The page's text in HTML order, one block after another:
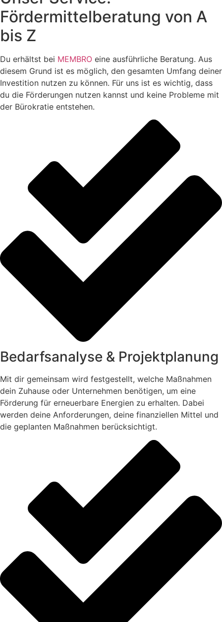
Fördermittelberatung von A
bis Z
Du erhältst bei MEMBRO eine ausführliche Beratung. Aus
diesem Grund ist es möglich, den gesamten Umfang deiner
Investition nutzen zu können. Für uns ist es wichtig, dass
du die Förderungen nutzen kannst und keine Probleme mit
der Bürokratie entstehen.
Bedarfsanalyse & Projektplanung
Mit dir gemeinsam wird festgestellt, welche Maßnahmen
dein Zuhause oder Unternehmen benötigen, um eine
Förderung für erneuerbare Energien zu erhalten. Dabei
werden deine Anforderungen, deine finanziellen Mittel und
die geplanten Maßnahmen berücksichtigt.